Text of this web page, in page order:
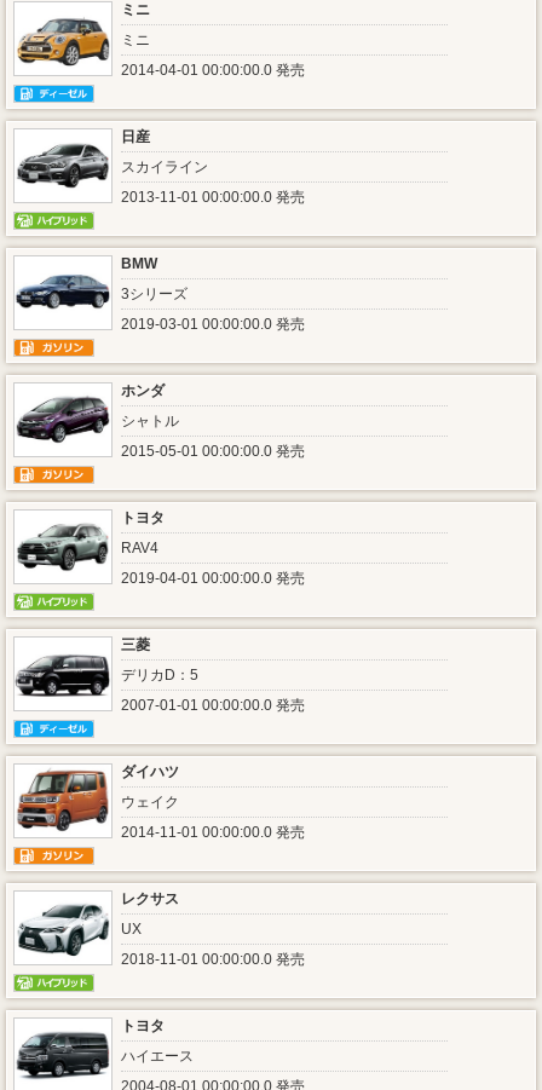
ミニ
ミニ
2014-04-01 00:00:00.0 発売
日産
スカイライン
2013-11-01 00:00:00.0 発売
BMW
3シリーズ
2019-03-01 00:00:00.0 発売
ホンダ
シャトル
2015-05-01 00:00:00.0 発売
トヨタ
RAV4
2019-04-01 00:00:00.0 発売
三菱
デリカD：5
2007-01-01 00:00:00.0 発売
ダイハツ
ウェイク
2014-11-01 00:00:00.0 発売
レクサス
UX
2018-11-01 00:00:00.0 発売
トヨタ
ハイエース
2004-08-01 00:00:00.0 発売